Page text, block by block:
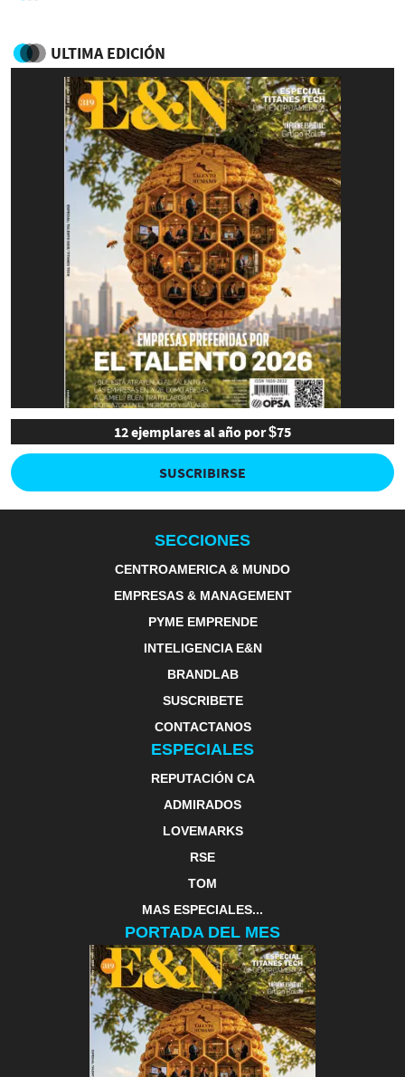
ULTIMA EDICIÓN
12 ejemplares al año por $75
SUSCRIBIRSE
SECCIONES
CENTROAMERICA & MUNDO
EMPRESAS & MANAGEMENT
PYME EMPRENDE
INTELIGENCIA E&N
BRANDLAB
SUSCRIBETE
CONTACTANOS
ESPECIALES
REPUTACIÓN CA
ADMIRADOS
LOVEMARKS
RSE
TOM
MAS ESPECIALES...
PORTADA DEL MES